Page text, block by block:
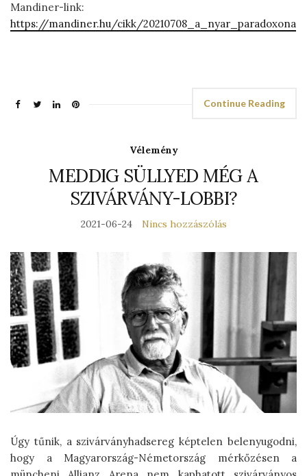
Mandiner-link:
https://mandiner.hu/cikk/20210708_a_nyar_paradoxona
Continue Reading
Vélemény
MEDDIG SÜLLYED MÉG A
SZIVÁRVÁNY-LOBBI?
2021-06-24 Nincs hozzászólás
Úgy tűnik, a szivárványhadsereg képtelen belenyugodni,
hogy a Magyarország-Németország mérkőzésen a